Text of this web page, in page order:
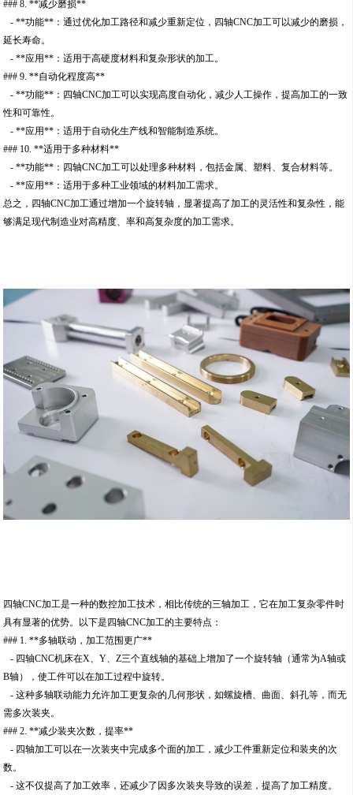
### 8. **减少磨损**
- **功能**：通过优化加工路径和减少重新定位，四轴CNC加工可以减少的磨损，
延长寿命。
- **应用**：适用于高硬度材料和复杂形状的加工。
### 9. **自动化程度高**
- **功能**：四轴CNC加工可以实现高度自动化，减少人工操作，提高加工的一致
性和可靠性。
- **应用**：适用于自动化生产线和智能制造系统。
### 10. **适用于多种材料**
- **功能**：四轴CNC加工可以处理多种材料，包括金属、塑料、复合材料等。
- **应用**：适用于多种工业领域的材料加工需求。
总之，四轴CNC加工通过增加一个旋转轴，显著提高了加工的灵活性和复杂性，能
够满足现代制造业对高精度、率和高复杂度的加工需求。
四轴CNC加工是一种的数控加工技术，相比传统的三轴加工，它在加工复杂零件时
具有显著的优势。以下是四轴CNC加工的主要特点：
### 1. **多轴联动，加工范围更广**
- 四轴CNC机床在X、Y、Z三个直线轴的基础上增加了一个旋转轴（通常为A轴或
B轴），使工件可以在加工过程中旋转。
- 这种多轴联动能力允许加工更复杂的几何形状，如螺旋槽、曲面、斜孔等，而无
需多次装夹。
### 2. **减少装夹次数，提率**
- 四轴加工可以在一次装夹中完成多个面的加工，减少工件重新定位和装夹的次
数。
- 这不仅提高了加工效率，还减少了因多次装夹导致的误差，提高了加工精度。